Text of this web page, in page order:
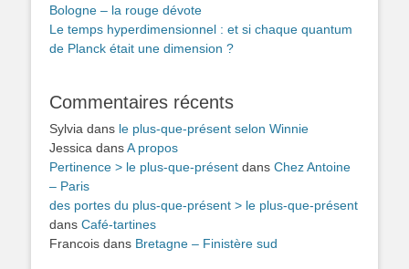
Bologne – la rouge dévote
Le temps hyperdimensionnel : et si chaque quantum
de Planck était une dimension ?
Commentaires récents
Sylvia dans le plus-que-présent selon Winnie
Jessica dansA propos
Pertinence > le plus-que-présent dans Chez Antoine
– Paris
des portes du plus-que-présent > le plus-que-présent
dans Café-tartines
Francois dans Bretagne – Finistère sud